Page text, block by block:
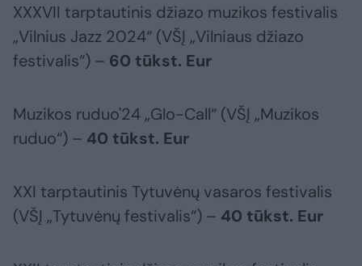
XXXVII tarptautinis džiazo muzikos festivalis
„Vilnius Jazz 2024“ (VŠĮ „Vilniaus džiazo
festivalis“) – 60 tūkst. Eur
Muzikos ruduo'24 „Glo-Call“ (VŠĮ „Muzikos
ruduo“) – 40 tūkst. Eur
XXI tarptautinis Tytuvėnų vasaros festivalis
(VŠĮ „Tytuvėnų festivalis“) – 40 tūkst. Eur